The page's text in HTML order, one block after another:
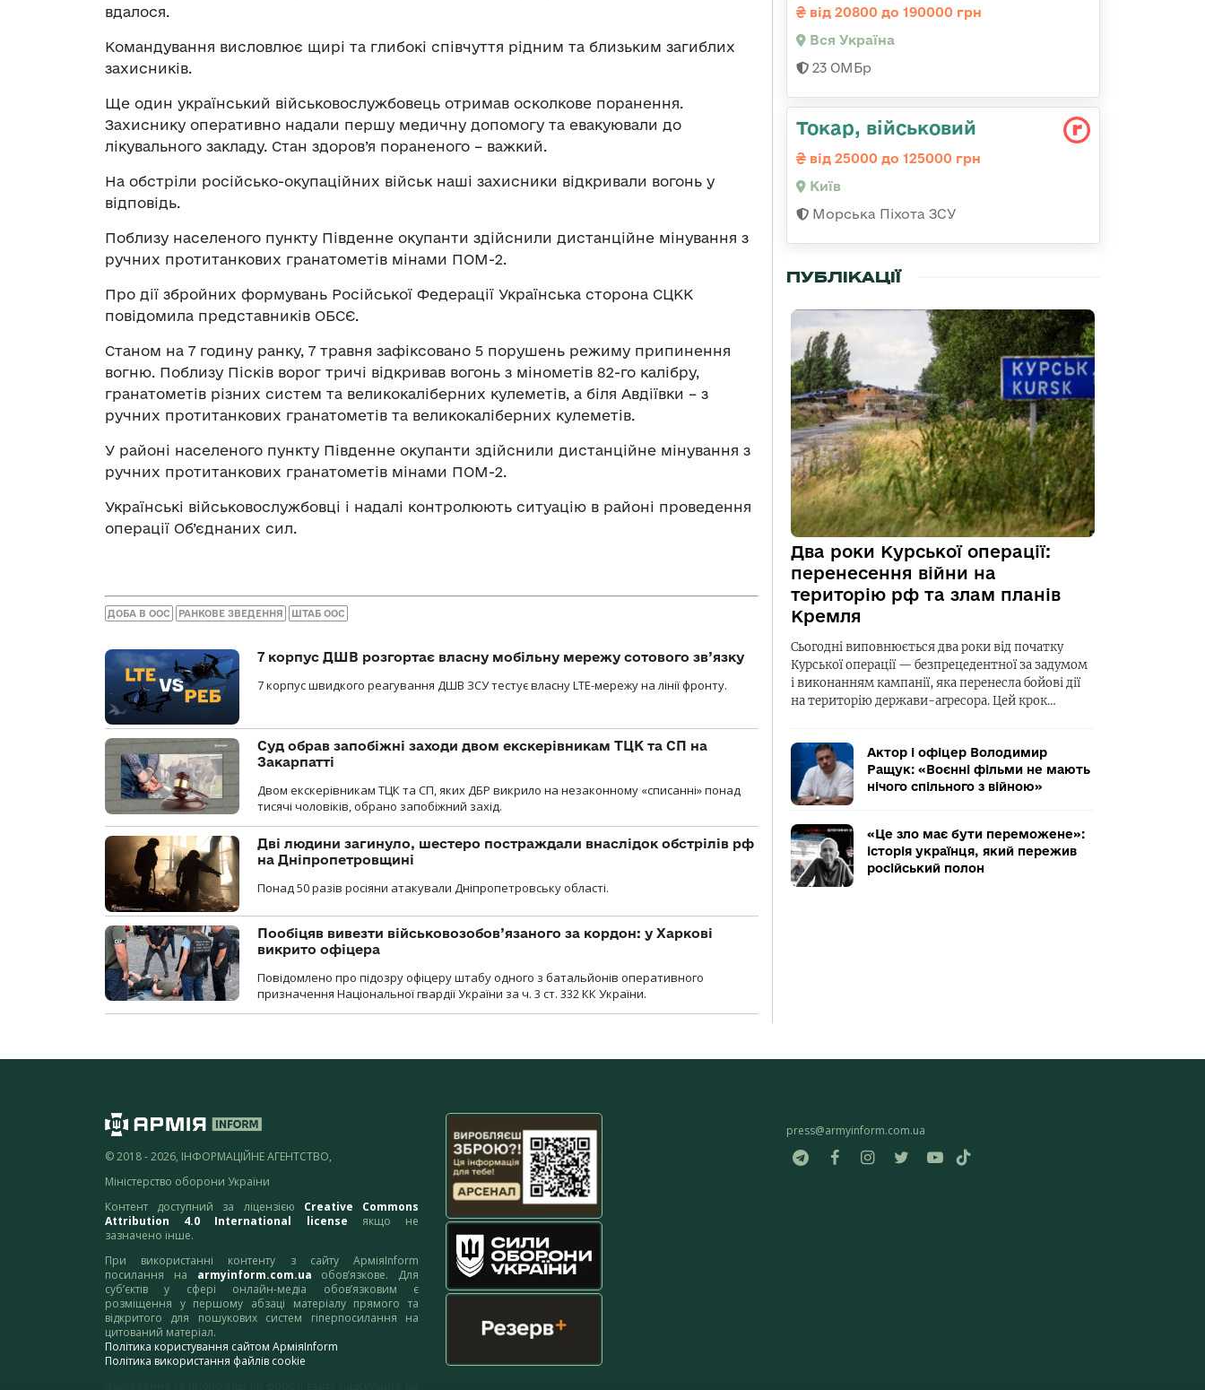
вдалося.
Командування висловлює щирі та глибокі співчуття рідним та близьким загиблих
захисників.
Ще один український військовослужбовець отримав осколкове поранення.
Захиснику оперативно надали першу медичну допомогу та евакуювали до
лікувального закладу. Стан здоров’я пораненого – важкий.
На обстріли російсько-окупаційних військ наші захисники відкривали вогонь у
відповідь.
Поблизу населеного пункту Південне окупанти здійснили дистанційне мінування з
ручних протитанкових гранатометів мінами ПОМ-2.
Про дії збройних формувань Російської Федерації Українська сторона СЦКК
повідомила представників ОБСЄ.
Станом на 7 годину ранку, 7 травня зафіксовано 5 порушень режиму припинення
вогню. Поблизу Пісків ворог тричі відкривав вогонь з мінометів 82-го калібру,
гранатометів різних систем та великокаліберних кулеметів, а біля Авдіївки – з
ручних протитанкових гранатометів та великокаліберних кулеметів.
У районі населеного пункту Південне окупанти здійснили дистанційне мінування з
ручних протитанкових гранатометів мінами ПОМ-2.
Українські військовослужбовці і надалі контролюють ситуацію в районі проведення
операції Об’єднаних сил.
ДОБА В ООС РАНКОВЕ ЗВЕДЕННЯ ШТАБ ООС
7 корпус ДШВ розгортає власну мобільну мережу сотового зв’язку
7 корпус швидкого реагування ДШВ ЗСУ тестує власну LTE-мережу на лінії фронту.
Суд обрав запобіжні заходи двом екскерівникам ТЦК та СП на
Закарпатті
Двом екскерівникам ТЦК та СП, яких ДБР викрило на незаконному «списанні» понад
тисячі чоловіків, обрано запобіжний захід.
Дві людини загинуло, шестеро постраждали внаслідок обстрілів рф
на Дніпропетровщині
Понад 50 разів росіяни атакували Дніпропетровську області.
Пообіцяв вивезти військовозобов’язаного за кордон: у Харкові
викрито офіцера
Повідомлено про підозру офіцеру штабу одного з батальйонів оперативного
призначення Національної гвардії України за ч. 3 ст. 332 КК України.
від 20800 до 190000 грн
Вся Україна
23 ОМБр
Токаp, військовий
від 25000 до 125000 грн
Київ
Морська Піхота ЗСУ
ПУБЛІКАЦІЇ
Два роки Курської операції:
перенесення війни на
територію рф та злам планів
Кремля
Сьогодні виповнюється два роки від початку
Курської операції — безпрецедентної за задумом
і виконанням кампанії, яка перенесла бойові дії
на територію держави-агресора. Цей крок…
Актор і офіцер Володимир
Ращук: «Воєнні фільми не мають
нічого спільного з війною»
«Це зло має бути переможене»:
історія українця, який пережив
російський полон
© 2018 - 2026, ІНФОРМАЦІЙНЕ АГЕНТСТВО,
Міністерство оборони України
Контент доступний за ліцензією Creative Commons
Attribution 4.0 International license якщо не
зазначено інше.
При використанні контенту з сайту АрміяInform
посилання на armyinform.com.ua обов’язкове. Для
суб’єктів у сфері онлайн-медіа обов’язковим є
розміщення у першому абзаці матеріалу прямого та
відкритого для пошукових систем гіперпосилання на
цитований матеріал.
Політика користування сайтом АрміяInform
Політика використання файлів cookie
press@armyinform.com.ua